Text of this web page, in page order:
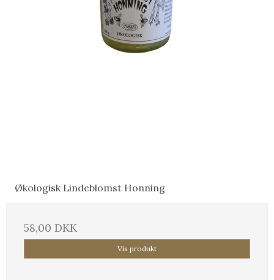
Økologisk Lindeblomst Honning
58,00 DKK
Vis produkt